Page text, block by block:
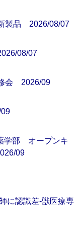
製品 2026/08/07
08/07
会 2026/09
学部 オープンキ
09
に認識差‐獣医療専